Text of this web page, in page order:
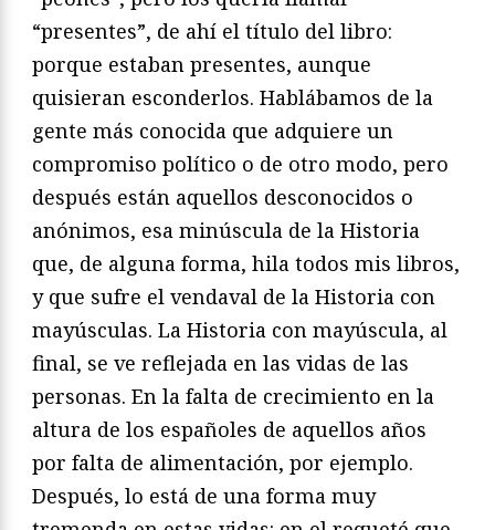
“presentes”, de ahí el título del libro:
porque estaban presentes, aunque
quisieran esconderlos. Hablábamos de la
gente más conocida que adquiere un
compromiso político o de otro modo, pero
después están aquellos desconocidos o
anónimos, esa minúscula de la Historia
que, de alguna forma, hila todos mis libros,
y que sufre el vendaval de la Historia con
mayúsculas. La Historia con mayúscula, al
final, se ve reflejada en las vidas de las
personas. En la falta de crecimiento en la
altura de los españoles de aquellos años
por falta de alimentación, por ejemplo.
Después, lo está de una forma muy